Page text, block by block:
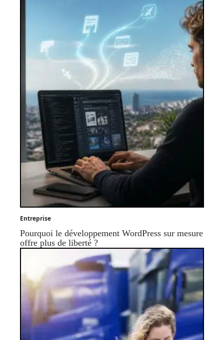
Entreprise
Pourquoi le développement WordPress sur mesure
offre plus de liberté ?